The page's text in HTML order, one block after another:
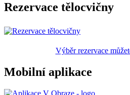
Rezervace tělocvičny
Výběr rezervace
Mobilní aplikace